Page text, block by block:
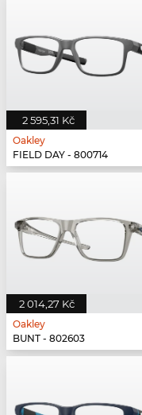
2 595,31 Kč
Oakley
FIELD DAY - 800714
2 014,27 Kč
Oakley
BUNT - 802603